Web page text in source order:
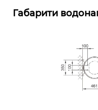
Габарити